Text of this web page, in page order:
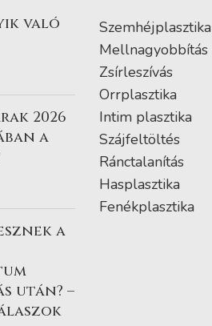
való
2026
a
a
után? –
Szemhéjplasztika
Mellnagyobbítás
Zsírleszívás
Orrplasztika
Intim plasztika
Szájfeltöltés
Ránctalanítás
Hasplasztika
Fenékplasztika